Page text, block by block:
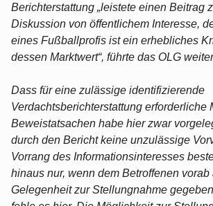
Berichterstattung „leistete einen Beitrag
Diskussion von öffentlichem Interesse,
eines Fußballprofis ist ein erhebliches
dessen Marktwert“, führte das OLG
Dass für eine zulässige identifizierende
Verdachtsberichterstattung erforderliche
Beweistatsachen habe hier zwar
durch den Bericht keine unzulässige
Vorrang des Informationsinteresses
hinaus nur, wenn dem Betroffenen
Gelegenheit zur Stellungnahme